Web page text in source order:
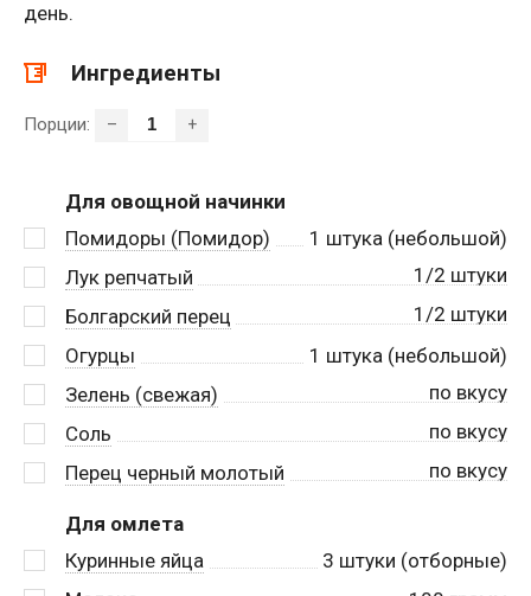
день.
Ингредиенты
Порции: – +
Для овощной начинки
Помидоры (Помидор)
1 штука (небольшой)
Лук репчатый
1/2 штуки
Болгарский перец
1/2 штуки
Огурцы
1 штука (небольшой)
Зелень (свежая)
по вкусу
Соль
по вкусу
Перец черный молотый
по вкусу
Для омлета
Куринные яйца
3 штуки (отборные)